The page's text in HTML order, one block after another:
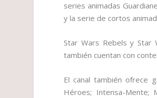
series animadas
y la serie de cortos
Star Wars Rebels y Star
también cuentan con
El canal también ofrece
Héroes; Intensa-Mente;